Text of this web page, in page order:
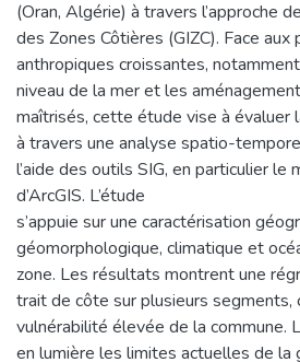
(Oran, Algérie) à travers l’approche
des Zones Côtières (GIZC). Face
anthropiques croissantes,
niveau de la mer et les
maîtrisés, cette étude vise à évaluer
à travers une analyse spatio-
l’aide des outils SIG, en particulier le
d’ArcGIS. L’étude
s’appuie sur une caractérisation
géomorphologique, climatique et
zone. Les résultats montrent une
trait de côte sur plusieurs segments,
vulnérabilité élevée de la commune.
en lumière les limites actuelles de la